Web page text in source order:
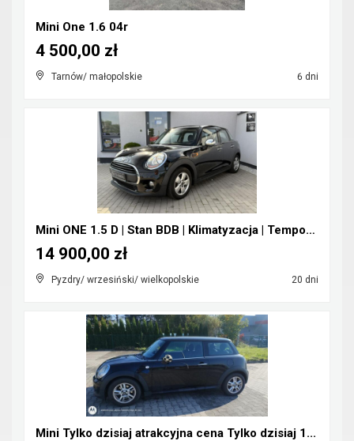
Mini One 1.6 04r
Tarnów/ małopolskie 6 dni
4 500,00 zł
Mini ONE 1.5 D | Stan BDB | Klimatyzacja | Tempoma...
Pyzdry/ wrzesiński/ wielkopolskie 20 dni
14 900,00 zł
Mini Tylko dzisiaj atrakcyjna cena Tylko dzisiaj 1...